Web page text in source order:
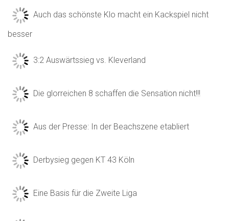
Auch das schönste Klo macht ein Kackspiel nicht
besser
3:2 Auswärtssieg vs. Kleverland
Die glorreichen 8 schaffen die Sensation nicht!!!
Aus der Presse: In der Beachszene etabliert
Derbysieg gegen KT 43 Köln
Eine Basis für die Zweite Liga